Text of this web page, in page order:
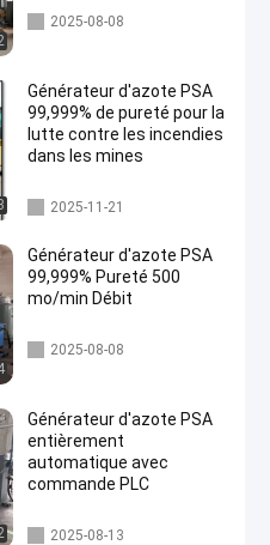
Générateur d'azote PSA
2025-08-08
Générateur d'azote PSA
99,999% de pureté pour la
lutte contre les incendies
dans les mines
Générateur d'azote PSA
2025-11-21
Générateur d'azote PSA
99,999% Pureté 500
mo/min Débit
Générateur d'azote PSA
2025-08-08
Générateur d'azote PSA
entièrement
automatique avec
commande PLC
Générateur d'azote PSA
2025-08-13